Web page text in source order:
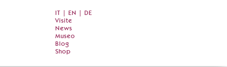
IT EN
DE
Visite
News
Museo
Blog
Shop